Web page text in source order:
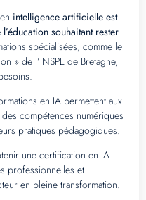
intelligence artificielle est
souhaitant rester
spécialisées, comme le
» de l’INSPE de Bretagne,
en IA permettent aux
compétences numériques
pratiques pédagogiques.
une certification en IA
professionnelles et
en pleine transformation.